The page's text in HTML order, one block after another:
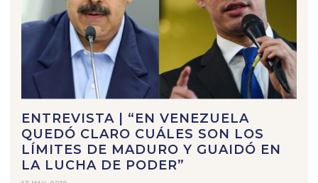
ENTREVISTA | “EN VENEZUELA
QUEDÓ CLARO CUÁLES SON LOS
LÍMITES DE MADURO Y GUAIDÓ EN
LA LUCHA DE PODER”